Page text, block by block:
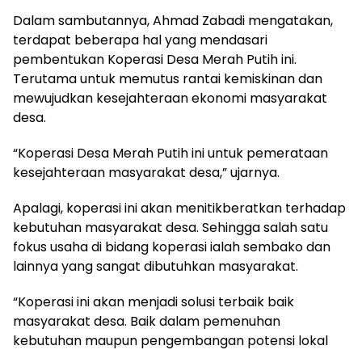
Dalam sambutannya, Ahmad Zabadi mengatakan,
terdapat beberapa hal yang mendasari
pembentukan Koperasi Desa Merah Putih ini.
Terutama untuk memutus rantai kemiskinan dan
mewujudkan kesejahteraan ekonomi masyarakat
desa.
“Koperasi Desa Merah Putih ini untuk pemerataan
kesejahteraan masyarakat desa,” ujarnya.
Apalagi, koperasi ini akan menitikberatkan terhadap
kebutuhan masyarakat desa. Sehingga salah satu
fokus usaha di bidang koperasi ialah sembako dan
lainnya yang sangat dibutuhkan masyarakat.
“Koperasi ini akan menjadi solusi terbaik baik
masyarakat desa. Baik dalam pemenuhan
kebutuhan maupun pengembangan potensi lokal